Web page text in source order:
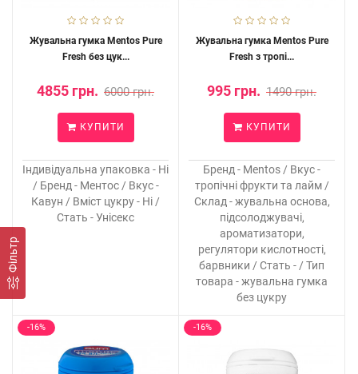
Фільтр
Жувальна гумка Mentos Pure
Fresh без цук...
4855 грн. 6000 грн.
КУПИТИ
Індивідуальна упаковка - Ні
/ Бренд - Ментос / Вкус -
Кавун / Вміст цукру - Ні /
Стать - Унісекс
Жувальна гумка Mentos Pure
Fresh з тропі...
995 грн. 1490 грн.
КУПИТИ
Бренд - Mentos / Вкус -
тропічні фрукти та лайм /
Склад - жувальна основа,
підсолоджувачі,
ароматизатори,
регулятори кислотності,
барвники / Стать - / Тип
товара - жувальна гумка
без цукру
-16% -16%